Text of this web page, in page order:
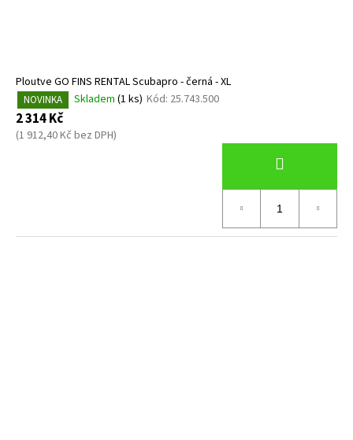
Ploutve GO FINS RENTAL Scubapro - černá - XL
NOVINKA Skladem (1 ks) Kód: 25.743.500
2 314 Kč
(1 912,40 Kč bez DPH)